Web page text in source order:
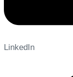
LinkedIn